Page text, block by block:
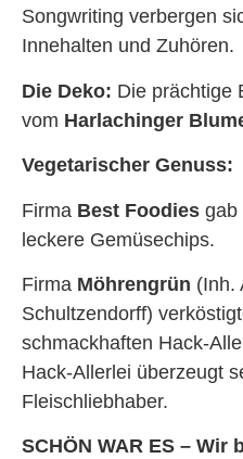
Songwriting verbergen
Innehalten und Zuhören.
Die Deko: Die prächtige
vom Harlachinger
Vegetarischer Genuss:
Firma Best Foodies gab
leckere Gemüsechips.
Firma Möhrengrün (Inh.
Schultzendorff)
schmackhaften Hack-
Hack-Allerlei überzeugt
Fleischliebhaber.
SCHÖN WAR ES – Wir